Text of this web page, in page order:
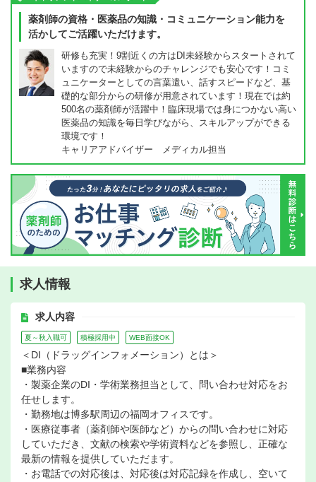
薬剤師の資格・医薬品の知識・コミュニケーション能力を
活かしてご活躍いただけます。
研修も充実！9割近くの方はDI未経験からスタートされて
いますので未経験からのチャレンジでも安心です！コミ
ュニケーターとしての言葉遣い、話すスピードなど、基
礎的な部分からの研修が用意されています！現在では約
500名の薬剤師が活躍中！臨床現場では身につかない高い
医薬品の知識を毎日学びながら、スキルアップができる
環境です！
キャリアアドバイザー メディカル担当
求人情報
求人内容
夏～秋入職可 積極採用中 WEB面接OK
＜DI（ドラッグインフォメーション）とは＞
■業務内容
・製薬企業のDI・学術業務担当として、問い合わせ対応をお
任せします。
・勤務地は博多駅周辺の福岡オフィスです。
・医療従事者（薬剤師や医師など）からの問い合わせに対応
していただき、文献の検索や学術資料などを参照し、正確な
最新の情報を提供していただます。
・お電話での対応後は、対応後は対応記録を作成し、空いて